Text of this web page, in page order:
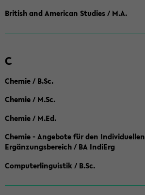
British and American Studies / M.A.
C
Chemie / B.Sc.
Chemie / M.Sc.
Chemie / M.Ed.
Chemie - Angebote für den Individuellen
Ergänzungsbereich / BA IndiErg
Computerlinguistik / B.Sc.